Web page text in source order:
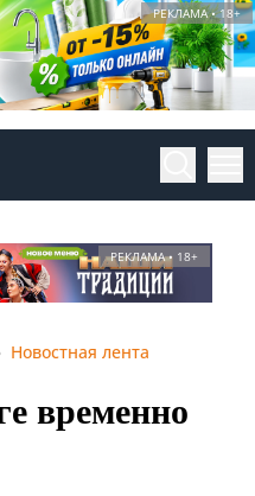
РЕКЛАМА • 18+
РЕКЛАМА • 18+
Новостная лента
временно